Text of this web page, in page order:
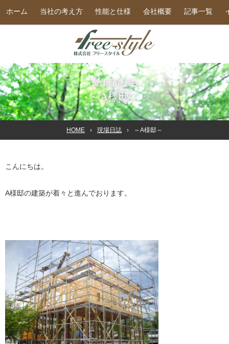
ホーム 当社の考え方 性能と仕様 会社概要 記事一覧
2021年6月29日
～A様邸～
HOME 現場日誌 ～A様邸～
こんにちは。
A様邸の建築が着々と進んでおります。